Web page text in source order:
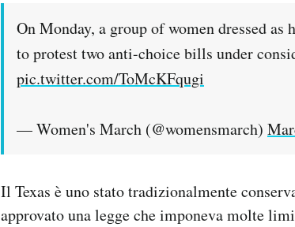
On Monday, a group of women dressed as
to protest two anti-choice bills under
pic.twitter.com/ToMcKFqugi
— Women's March (@womensmarch)
Il Texas è uno stato tradizionalmente
approvato una legge che imponeva molte